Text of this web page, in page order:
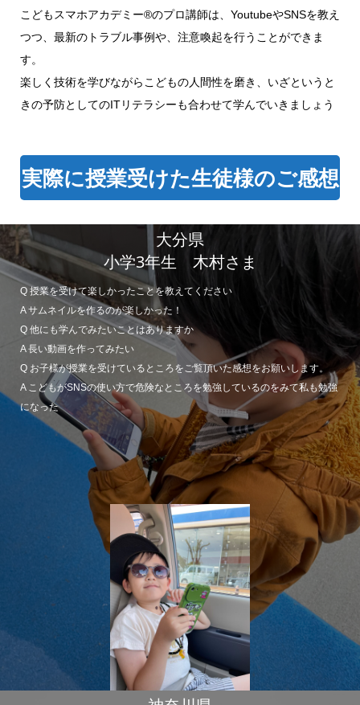
こどもスマホアカデミー®のプロ講師は、YoutubeやSNSを教え
つつ、最新のトラブル事例や、注意喚起を行うことができま
す。
楽しく技術を学びながらこどもの人間性を磨き、いざというと
きの予防としてのITリテラシーも合わせて学んでいきましょう
実際に授業受けた生徒様のご感想
大分県
小学3年生 木村さま
Q 授業を受けて楽しかったことを教えてください
A サムネイルを作るのが楽しかった！
Q 他にも学んでみたいことはありますか
A 長い動画を作ってみたい
Q お子様が授業を受けているところをご覧頂いた感想をお願いします。
A こどもがSNSの使い方で危険なところを勉強しているのをみて私も勉強
になった